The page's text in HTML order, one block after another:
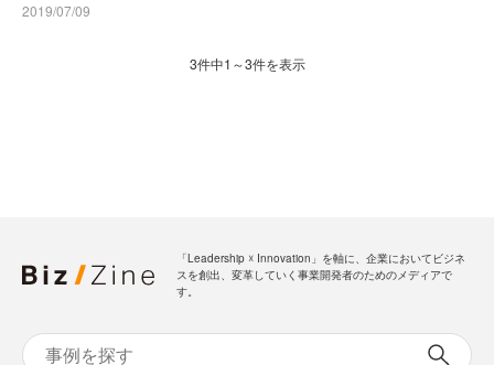
2019/07/09
3件中1～3件を表示
「Leadership ☓ Innovation」を軸に、企業においてビジネ
スを創出、変革していく事業開発者のためのメディアで
す。